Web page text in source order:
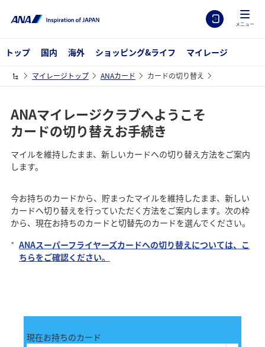
メニュー
トップ 国内 海外 ショッピング&ライフ マイレージ
マイレージトップ ANAカード カードの切り替え
ANAマイレージクラブへようこそ
カードの切り替えお手続き
マイルを維持したまま、新しいカードへの切り替え方法をご案内
します。
今お持ちのカードから、貯まったマイルを維持したまま、新しい
カードへ切り替えを行っていただく方法をご案内します。次の枠
から、現在お持ちのカードと切替先のカードを選んでください。
* ANAスーパーフライヤーズカードへの切り替えについては、こ
ちらをご確認ください。
現在お持ちのカード